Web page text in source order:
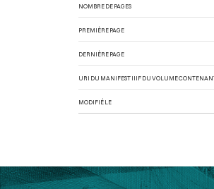
NOMBRE DE PAGES
PREMIÈRE PAGE
DERNIÈRE PAGE
URI DU MANIFEST IIIF DU VOLUME
MODIFIÉ LE